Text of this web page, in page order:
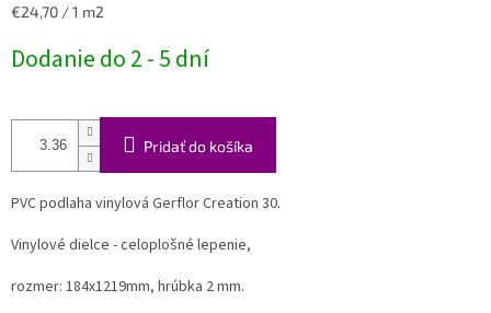
Jednotková
€24,70 / 1 m2
Dodanie do 2 - 5 dní
Pridať do košíka
PVC podlaha vinylová Gerflor Creation 30.
Vinylové dielce - celoplošné lepenie,
rozmer: 184x1219mm, hrúbka 2 mm.